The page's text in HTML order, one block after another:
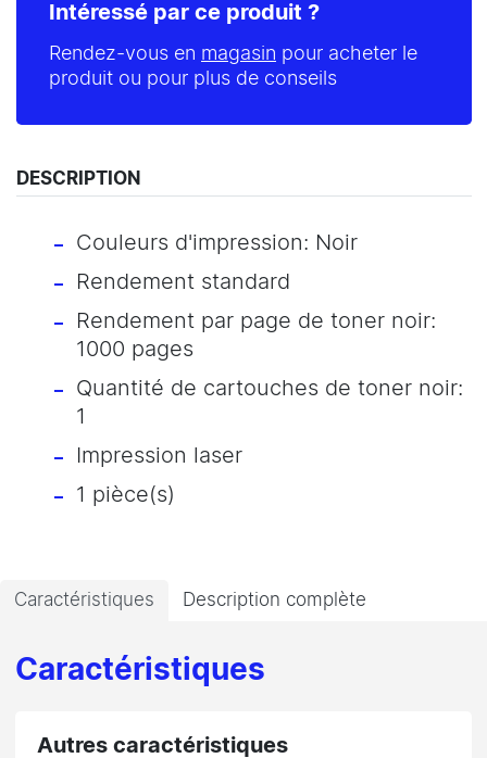
Intéressé par ce produit ?
Rendez-vous en magasin pour acheter le
produit ou pour plus de conseils
DESCRIPTION
Couleurs d'impression: Noir
Rendement standard
Rendement par page de toner noir:
1000 pages
Quantité de cartouches de toner noir:
1
Impression laser
1 pièce(s)
Caractéristiques Description complète
Caractéristiques
Autres caractéristiques